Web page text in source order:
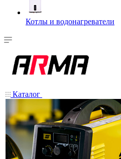
Котлы и водонагреватели
Каталог